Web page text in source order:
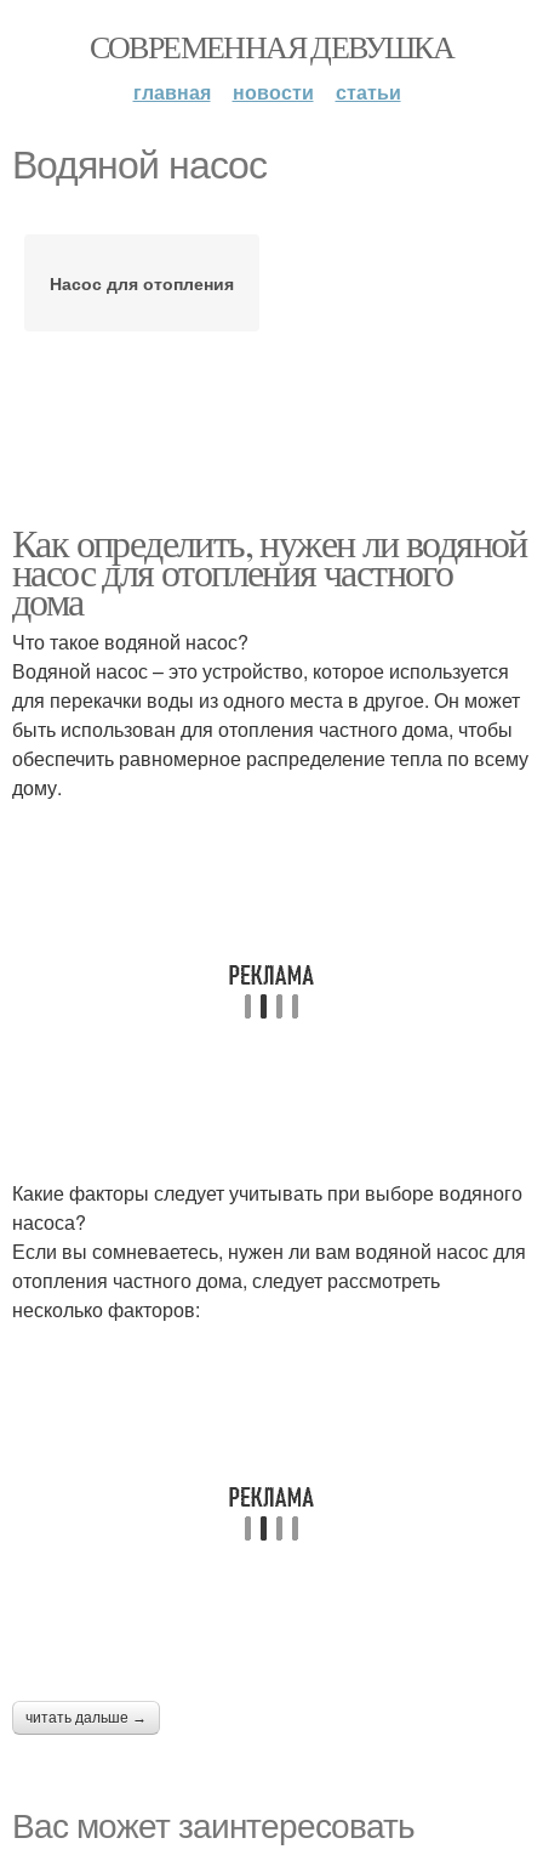
СОВРЕМЕННАЯ ДЕВУШКА
главная новости статьи
Водяной насос
Насос для отопления
Как определить, нужен ли водяной
насос для отопления частного
дома
Что такое водяной насос?
Водяной насос – это устройство, которое используется
для перекачки воды из одного места в другое. Он может
быть использован для отопления частного дома, чтобы
обеспечить равномерное распределение тепла по всему
дому.
Какие факторы следует учитывать при выборе водяного
насоса?
Если вы сомневаетесь, нужен ли вам водяной насос для
отопления частного дома, следует рассмотреть
несколько факторов:
читать дальше →
Вас может заинтересовать